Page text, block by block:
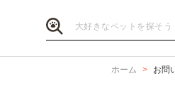
ホーム お問